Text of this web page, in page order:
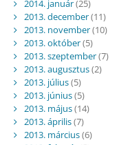
2014. január(25)
2013. december(11)
2013. november(10)
2013. október(5)
2013. szeptember(7)
2013. augusztus(2)
2013. július(5)
2013. június(5)
2013. május(14)
2013. április(7)
2013. március(6)